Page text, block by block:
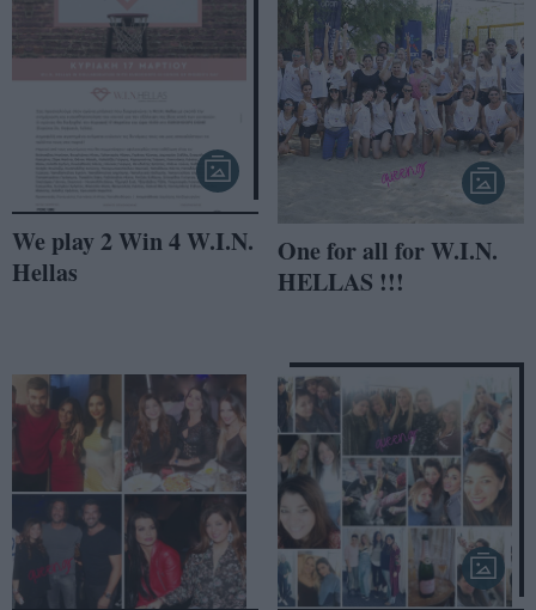
We play 2 Win 4 W.I.N.
Hellas
One for all for W.I.N.
HELLAS !!!